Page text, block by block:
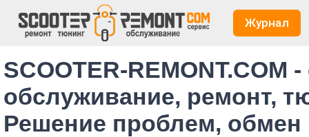
Журнал
SCOOTER-REMONT.COM
обслуживание, ремонт,
Решение проблем,